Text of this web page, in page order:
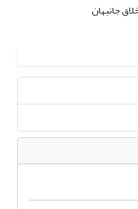
جانبهان